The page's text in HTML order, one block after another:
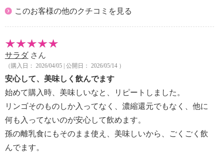
このお客様の他のクチコミを見る
サラダさん
（購入日： 2026/04/05 | 公開日： 2026/05/14 ）
安心して、美味しく飲んでます
始めて購入時、美味しいなと、リピートしました。
リンゴそのものしか入ってなく、濃縮還元でもなく、他に
何も入ってないのが安心して飲めます。
孫の離乳食にもそのまま使え、美味しいから、ごくごく飲
んでます。